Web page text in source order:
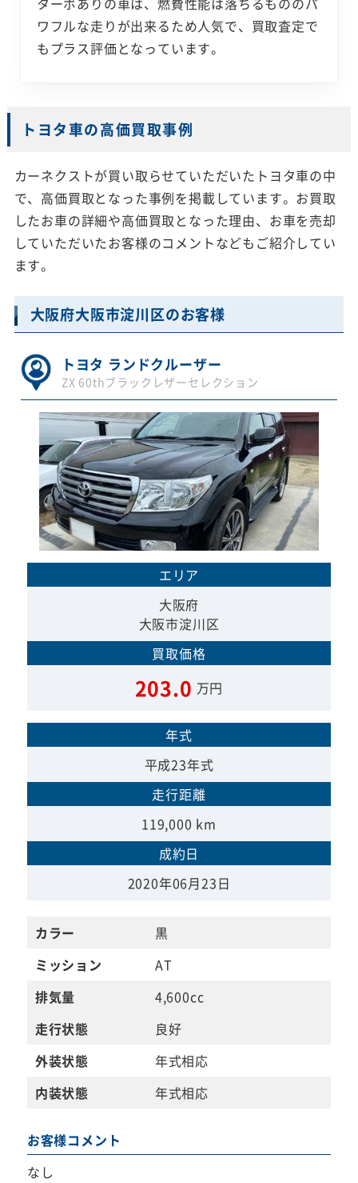
ワフルな走りが出来るため人気で、買取査定で
もプラス評価となっています。
トヨタ車の高価買取事例
カーネクストが買い取らせていただいたトヨタ車の中
で、高価買取となった事例を掲載しています。お買取
したお車の詳細や高価買取となった理由、お車を売却
していただいたお客様のコメントなどもご紹介してい
ます。
大阪府大阪市淀川区のお客様
トヨタ ランドクルーザー
ZX 60thブラックレザーセレクション
エリア
大阪府
大阪市淀川区
買取価格
203.0 万円
年式
平成23年式
走行距離
119,000 km
成約日
2020年06月23日
カラー
黒
ミッション
AT
排気量
4,600cc
走行状態
良好
外装状態
年式相応
内装状態
年式相応
お客様コメント
なし